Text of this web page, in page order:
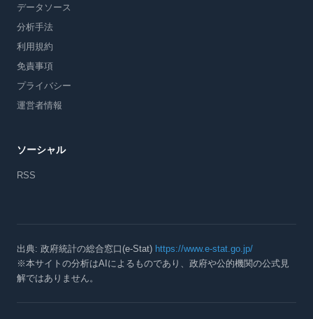
データソース
分析手法
利用規約
免責事項
プライバシー
運営者情報
ソーシャル
RSS
出典: 政府統計の総合窓口(e-Stat) https://www.e-stat.go.jp/
※本サイトの分析はAIによるものであり、政府や公的機関の公式見
解ではありません。